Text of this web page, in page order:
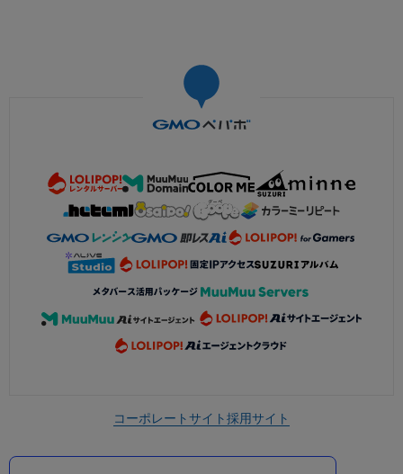
コーポレートサイト採用サイト